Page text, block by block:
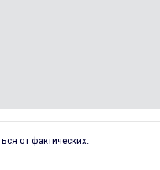
от фактических.